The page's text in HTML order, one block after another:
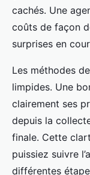
cachés. Une
coûts de façon
surprises en
Les méthodes
limpides. Une
clairement ses
depuis la
finale. Cette
puissiez suivre
différentes